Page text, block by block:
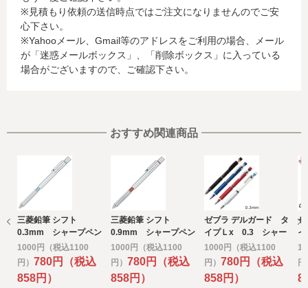
お客様が利用されているカード発行会社が外国にある場
合、これらの情報は当該発行会社が所属する国に移転され
る場合があります。当社では、お客様から収集した情報か
らは、ご利用のカード発行会社及び当該会社が所在する国
を特定することができないため、以下の個人情報保護措置
・発行会社の個人情報保護の措置
なお、個人情報保護委員会のホームページ
(https://www.ppc.go.jp/)では、各国における個人情報保護
制度に関する情報について掲載されています。
お客様が未成年の場合、親権者または後見人の承諾を得た
上で、本サービスを利用するものとします。
e) 個人情報の取扱いの委託について
取得した個人情報の取扱いの全部又は、一部を委託するこ
とがあります。
その場合には、当社において最善の考慮を行います。
※見積もり依頼の送信時点ではご注文になりませんのでご安
心下さい。
※Yahooメール、Gmail等のアドレスをご利用の場合、メール
が「迷惑メールボックス」、「削除ボックス」に入っている
場合がございますので、ご確認下さい。
おすすめ関連商品
三菱鉛筆 シフト
0.3mm シャープペン
シル
1000円（税込1100
円） 780円（税込
858円）
三菱鉛筆 シフト
0.9mm シャープペン
シル
1000円（税込1100
円） 780円（税込
858円）
ゼブラ デルガード タ
イプＬx 0.3 シャー
プペン
1000円（税込1100
円） 780円（税込
858円）
ゼ
プ